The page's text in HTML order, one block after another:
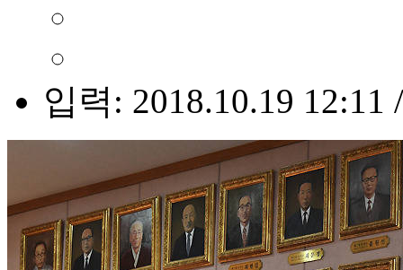
입력: 2018.10.19 12:11